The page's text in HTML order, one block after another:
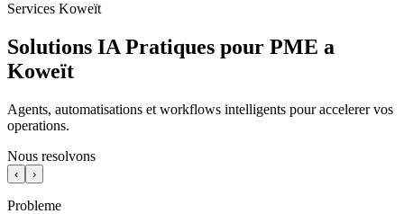
Services Koweït
Solutions IA Pratiques pour PME a
Koweït
Agents, automatisations et workflows intelligents pour accelerer vos
operations.
Nous resolvons
‹ ›
Probleme